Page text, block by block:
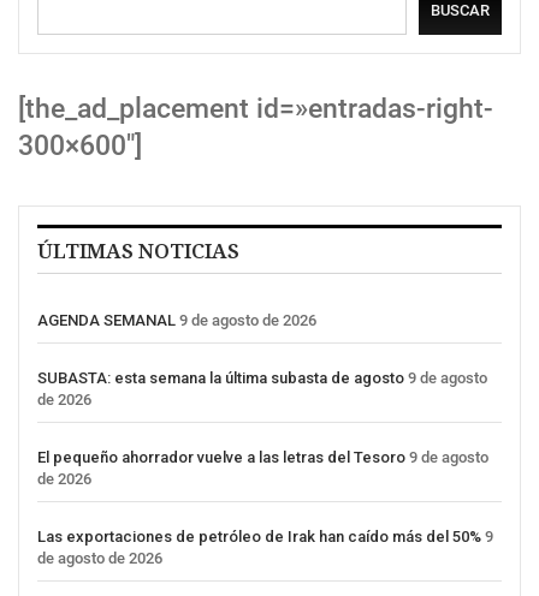
BUSCAR
[the_ad_placement id=»entradas-right-
300×600″]
ÚLTIMAS NOTICIAS
AGENDA SEMANAL 9 de agosto de 2026
SUBASTA: esta semana la última subasta de agosto 9 de agosto
de 2026
El pequeño ahorrador vuelve a las letras del Tesoro 9 de agosto
de 2026
Las exportaciones de petróleo de Irak han caído más del 50% 9
de agosto de 2026